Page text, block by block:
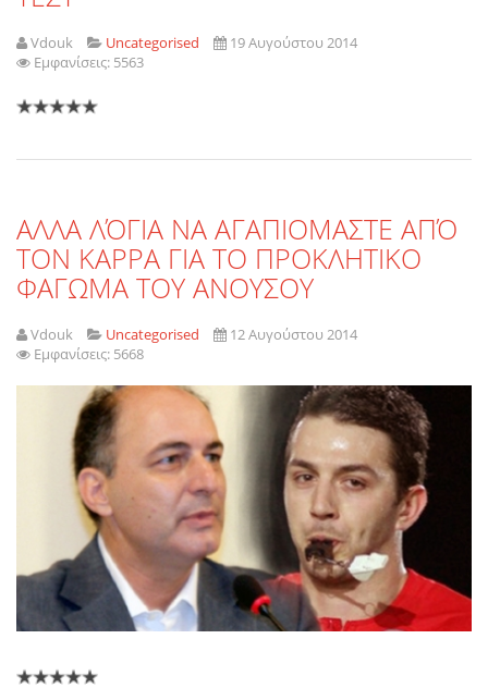
Vdouk Uncategorised
19 Αυγούστου 2014
Εμφανίσεις: 5563
ΑΛΛΑ ΛΌΓΙΑ ΝΑ ΑΓΑΠΙΟΜΑΣΤΕ ΑΠΌ
ΤΟΝ ΚΑΡΡΑ ΓΙΑ ΤΟ ΠΡΟΚΛΗΤΙΚΟ
ΦΑΓΩΜΑ ΤΟΥ ΑΝΟΥΣΟΥ
Vdouk Uncategorised
12 Αυγούστου 2014
Εμφανίσεις: 5668